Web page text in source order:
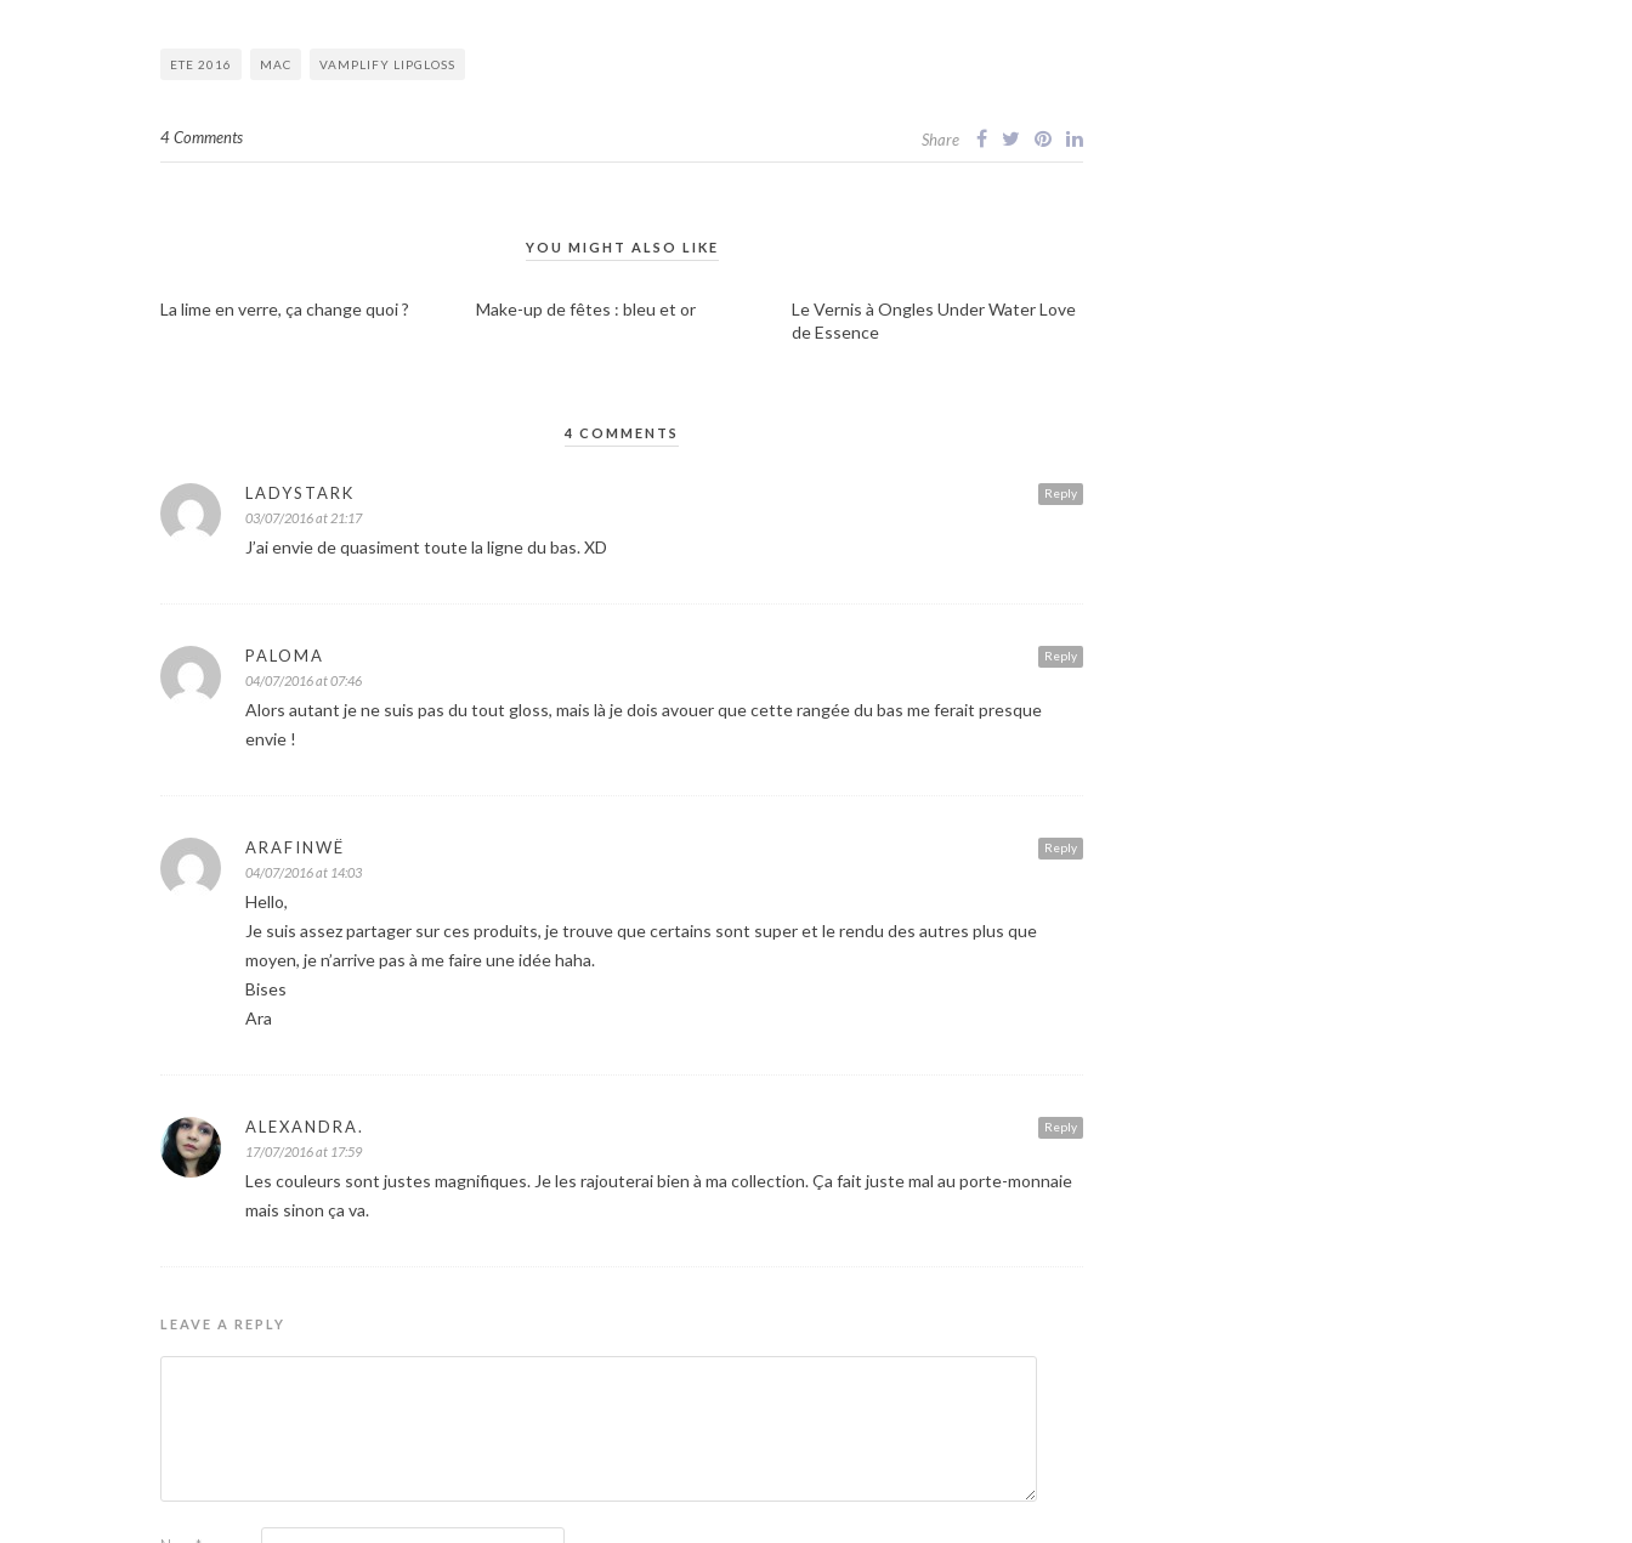
ETE 2016 MAC VAMPLIFY LIPGLOSS
4 Comments Share
YOU MIGHT ALSO LIKE
La lime en verre, ça change quoi ? Make-up de fêtes : bleu et or
Le Vernis à Ongles Under Water Love
de Essence
4 COMMENTS
Reply
LADYSTARK
03/07/2016 at 21:17
J’ai envie de quasiment toute la ligne du bas. XD
Reply
PALOMA
04/07/2016 at 07:46
Alors autant je ne suis pas du tout gloss, mais là je dois avouer que cette rangée du bas me ferait presque
envie !
Reply
ARAFINWË
04/07/2016 at 14:03
Hello,
Je suis assez partager sur ces produits, je trouve que certains sont super et le rendu des autres plus que
moyen, je n’arrive pas à me faire une idée haha.
Bises
Ara
Reply
ALEXANDRA.
17/07/2016 at 17:59
Les couleurs sont justes magnifiques. Je les rajouterai bien à ma collection. Ça fait juste mal au porte-monnaie
mais sinon ça va.
LEAVE A REPLY